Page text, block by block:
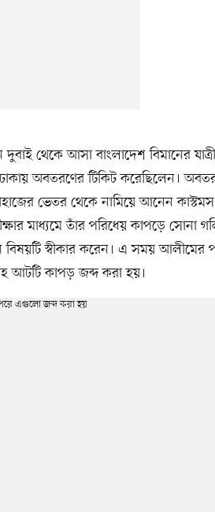
থেকে আসা বাংলাদেশ বিমানের
অবতরণের টিকিট করেছিলেন।
ভেতর থেকে নামিয়ে আনেন
মাধ্যমে তাঁর পরিধেয় কাপড়ে সোনা
বিষয়টি স্বীকার করেন। এ সময় আলীমের
আটটি কাপড় জব্দ করা হয়।